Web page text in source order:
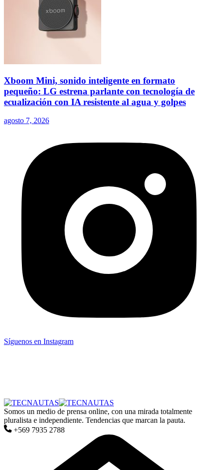
Xboom Mini, sonido inteligente en formato
pequeño: LG estrena parlante con tecnología de
ecualización con IA resistente al agua y golpes
agosto 7, 2026
Síguenos en Instagram
Somos un medio de prensa online, con una mirada totalmente
pluralista e independiente. Tendencias que marcan la pauta.
+569 7935 2788